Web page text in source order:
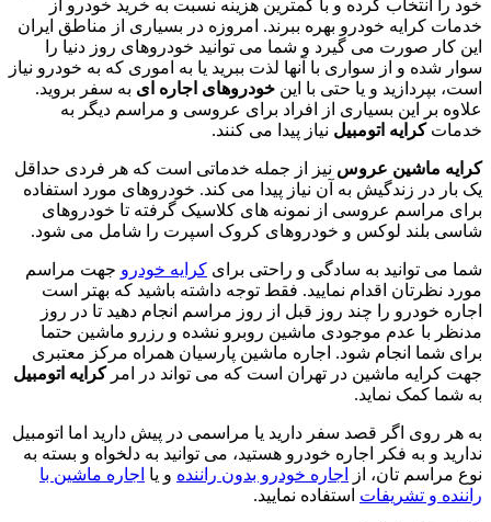
خود را انتخاب کرده و با کمترین هزینه نسبت به خرید خودرو از
خدمات کرایه خودرو بهره ببرند. امروزه در بسیاری از مناطق ایران
این کار صورت می گیرد و شما می توانید خودروهای روز دنیا را
سوار شده و از سواری با آنها لذت ببرید یا به اموری که به خودرو نیاز
است، بپردازید و یا حتی با این خودروهای اجاره ای به سفر بروید.
علاوه بر این بسیاری از افراد برای عروسی و مراسم دیگر به
خدماتکرایه اتومبیل نیاز پیدا می کنند.
کرایه ماشین عروس نیز از جمله خدماتی است که هر فردی حداقل
یک بار در زندگیش به آن نیاز پیدا می کند. خودروهای مورد استفاده
برای مراسم عروسی از نمونه های کلاسیک گرفته تا خودروهای
شاسی بلند لوکس و خودروهای کروک اسپرت را شامل می شود.
شما می توانید به سادگی و راحتی برای کرایه خودرو جهت مراسم
مورد نظرتان اقدام نمایید. فقط توجه داشته باشید که بهتر است
اجاره خودرو را چند روز قبل از روز مراسم انجام دهید تا در روز
مدنظر با عدم موجودی ماشین روبرو نشده و رزرو ماشین حتما
برای شما انجام شود. اجاره ماشین پارسیان همراه مرکز معتبری
جهت کرایه ماشین در تهران است که می تواند در امرکرایه اتومبیل
به شما کمک نماید.
به هر روی اگر قصد سفر دارید یا مراسمی در پیش دارید اما اتومبیل
ندارید و به فکر اجاره خودرو هستید، می توانید به دلخواه و بسته به
نوع مراسم تان، از
اجاره خودرو بدون راننده و یا اجاره ماشین با
راننده و تشریفات استفاده نمایید.